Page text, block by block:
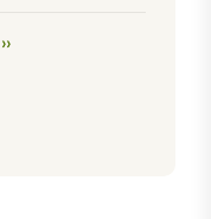
Nächste Seite
››